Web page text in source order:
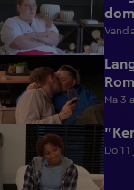
6:32
Ma 3
0:49
Do 11